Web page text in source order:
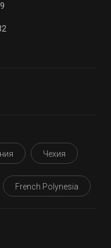
Чехия
French Polynesia